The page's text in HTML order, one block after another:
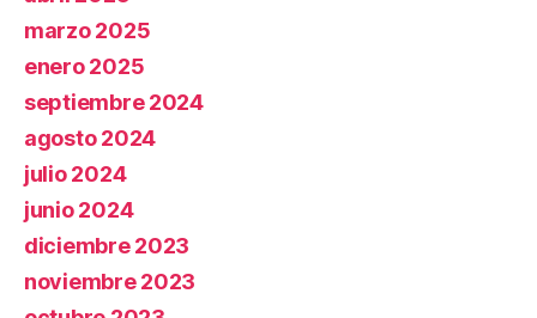
marzo 2025
enero 2025
septiembre 2024
agosto 2024
julio 2024
junio 2024
diciembre 2023
noviembre 2023